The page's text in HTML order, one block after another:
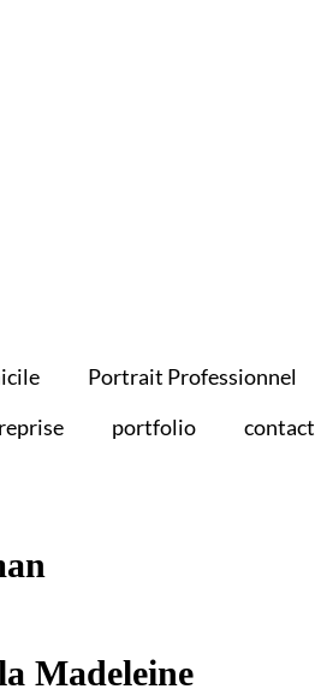
Portrait Professionnel
portfolio contact
Madeleine